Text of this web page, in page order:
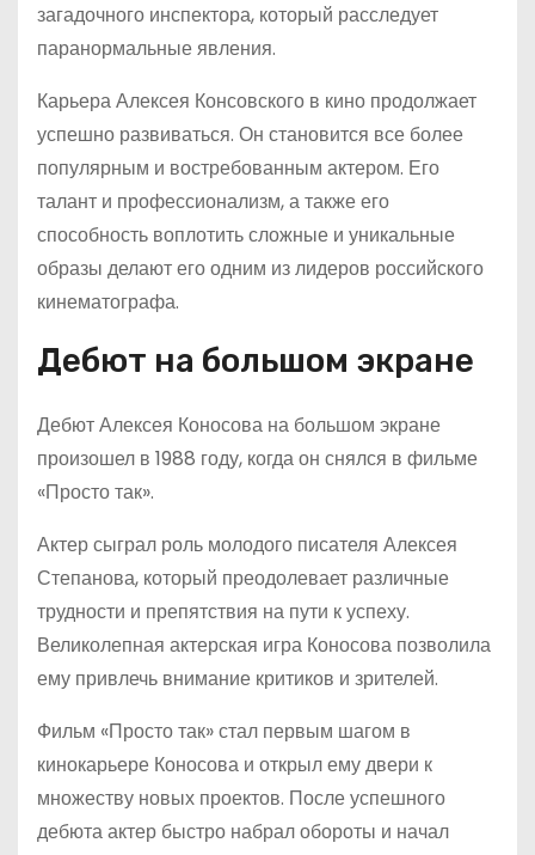
загадочного инспектора, который расследует
паранормальные явления.
Карьера Алексея Консовского в кино продолжает
успешно развиваться. Он становится все более
популярным и востребованным актером. Его
талант и профессионализм, а также его
способность воплотить сложные и уникальные
образы делают его одним из лидеров российского
кинематографа.
Дебют на большом экране
Дебют Алексея Коносова на большом экране
произошел в 1988 году, когда он снялся в фильме
«Просто так».
Актер сыграл роль молодого писателя Алексея
Степанова, который преодолевает различные
трудности и препятствия на пути к успеху.
Великолепная актерская игра Коносова позволила
ему привлечь внимание критиков и зрителей.
Фильм «Просто так» стал первым шагом в
кинокарьере Коносова и открыл ему двери к
множеству новых проектов. После успешного
дебюта актер быстро набрал обороты и начал